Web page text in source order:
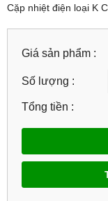
Cặp nhiệt điện loại K
Giá sản phẩm :
Số lượng :
Tổng tiền :